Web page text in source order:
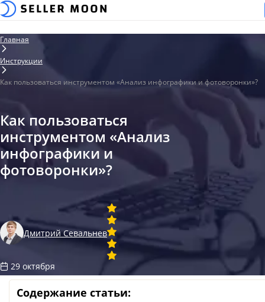
Главная
Инструкции
Как пользоваться инструментом «Анализ инфографики и фотоворонки»?
Как пользоваться
инструментом «Анализ
инфографики и
фотоворонки»?
Дмитрий Севальнев
29 октября
Содержание статьи: